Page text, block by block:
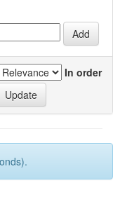
In order